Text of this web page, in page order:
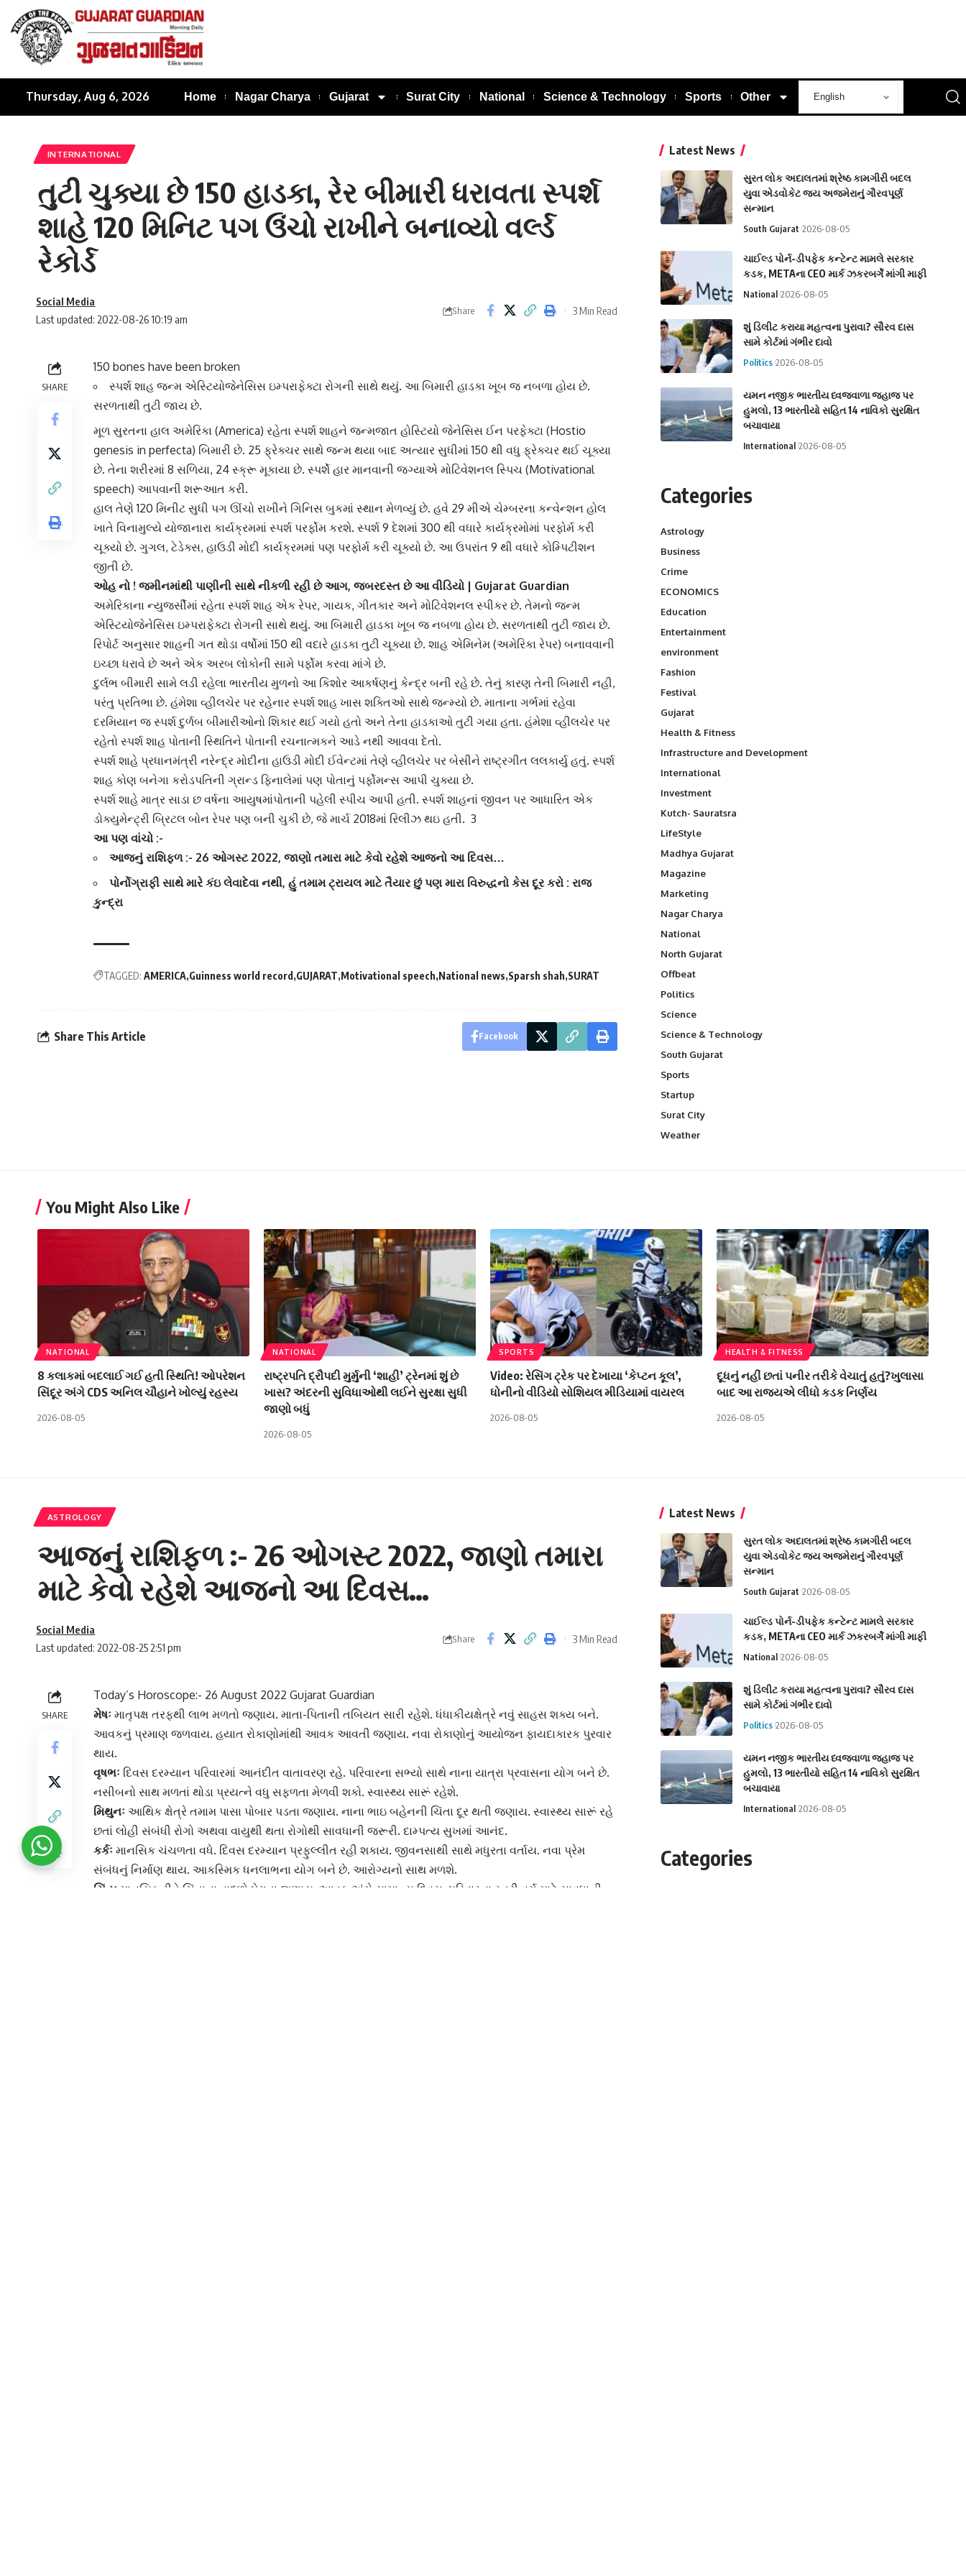
Thursday, Aug 6, 2026 Home Nagar Charya Gujarat Surat City National Science & Technology Sports Other
INTERNATIONAL
તુટી ચુક્યા છે 150 હાડકા, રેર બીમારી ધરાવતા સ્પર્શ
શાહે 120 મિનિટ પગ ઉંચો રાખીને બનાવ્યો વર્લ્ડ
રેકોર્ડ
Last updated: 2022-08-26 10:19 am
Social Media
Share 3 Min Read
SHARE
150 bones have been broken
સ્પર્શ શાહ જન્મ એસ્ટિયોજેનેસિસ ઇમ્પરાફેક્ટા રોગની સાથે થયું. આ બિમારી હાડકા ખૂબ જ નબળા હોય છે.
સરળતાથી તુટી જાય છે.
મૂળ સુરતના હાલ અમેરિકા (America) રહેતા સ્પર્શ શાહને જન્મજાત હોસ્ટિયો જેનેસિસ ઈન પરફેક્ટા (Hostio
genesis in perfecta) બિમારી છે. 25 ફ્રેક્ચર સાથે જન્મ થયા બાદ અત્યાર સુધીમાં 150 થી વધુ ફ્રેક્ચર થઈ ચૂક્યા
છે. તેના શરીરમાં 8 સળિયા, 24 સ્ક્રૂ મૂકાયા છે. સ્પર્શે હાર માનવાની જગ્યાએ મોટિવેશનલ સ્પિચ (Motivational
speech) આપવાની શરૂઆત કરી.
હાલ તેણે 120 મિનીટ સુધી પગ ઊંચો રાખીને ગિનિસ બુકમાં સ્થાન મેળવ્યું છે. હવે 29 મીએ ચેમ્બરના કન્વેન્શન હોલ
ખાતે વિનામુલ્યે યોજાનારા કાર્યક્રમમાં સ્પર્શ પરર્ફોમ કરશે. સ્પર્શ 9 દેશમાં 300 થી વધારે કાર્યક્રમોમાં પરફોર્મ કરી
ચૂક્યો છે. ગુગલ, ટેડેક્સ, હાઉડી મોદી કાર્યક્રમમાં પણ પરફોર્મ કરી ચૂક્યો છે. આ ઉપરાંત 9 થી વધારે કોમ્પિટીશન
જીતી છે.
ઓહ નો ! જમીનમાંથી પાણીની સાથે નીકળી રહી છે આગ, જબરદસ્ત છે આ વીડિયો | Gujarat Guardian
અમેરિકાના ન્યુજર્સીમાં રહેતા સ્પર્શ શાહ એક રેપર, ગાયક, ગીતકાર અને મોટિવેશનલ સ્પીકર છે. તેમનો જન્મ
એસ્ટિયોજેનેસિસ ઇમ્પરાફેક્ટા રોગની સાથે થયું. આ બિમારી હાડકા ખૂબ જ નબળા હોય છે. સરળતાથી તુટી જાય છે.
રિપોર્ટ અનુસાર શાહની ગત થોડા વર્ષોમાં 150 થી વદારે હાડકા તુટી ચૂક્યા છે. શાહ એમિનેમ (અમેરિકા રેપર) બનાવવાની
ઇચ્છા ધરાવે છે અને એક અરબ લોકોની સામે પર્ફોમ કરવા માંગે છે.
દુર્લભ બીમારી સામે લડી રહેલા ભારતીય મુળનો આ કિશોર આકર્ષણનું કેન્દ્ર બની રહે છે. તેનું કારણ તેની બિમારી નહી,
પરંતુ પ્રતિભા છે. હંમેશા વ્હીલચેર પર રહેનાર સ્પર્શ શાહ ખાસ શક્તિઓ સાથે જન્મ્યો છે. માતાના ગર્ભમાં રહેવા
દરમિયાન જ સ્પર્શ દુર્ળબ બીમારીઓનો શિકાર થઈ ગયો હતો અને તેના હાડકાઓ તુટી ગયા હતા. હંમેશા વ્હીલચેર પર
રહેતો સ્પર્શ શાહ પોતાની સ્થિતિને પોતાની રચનાત્મકને આડે નથી આવવા દેતો.
સ્પર્શ શાહે પ્રધાનમંત્રી નરેન્દ્ર મોદીના હાઉડી મોદી ઈવેન્ટમાં તેણે વ્હીલચેર પર બેસીને રાષ્ટ્રગીત લલકાર્યુ હતું. સ્પર્શ
શાહ કોણ બનેગા કરોડપતિની ગ્રાન્ડ ફિનાલેમાં પણ પોતાનું પર્ફોમન્સ આપી ચુક્યા છે.
સ્પર્શ શાહે માત્ર સાડા છ વર્ષના આયુષમાંપોતાની પહેલી સ્પીચ આપી હતી. સ્પર્શ શાહનાં જીવન પર આધારિત એક
ડોક્યુમેન્ટ્રી બ્રિટલ બોન રેપર પણ બની ચુકી છે, જે માર્ચ 2018માં રિલીઝ થઇ હતી. 3
આ પણ વાંચો :-
આજનું રાશિફળ :- 26 ઓગસ્ટ 2022, જાણો તમારા માટે કેવો રહેશે આજનો આ દિવસ…
પોર્નોગ્રાફી સાથે મારે કંઇ લેવાદેવા નથી, હું તમામ ટ્રાયલ માટે તૈયાર છું પણ મારા વિરુદ્ધનો કેસ દૂર કરો : રાજ
કુન્દ્રા
TAGGED: AMERICA Guinness world record GUJARAT Motivational speech National news Sparsh shah SURAT
Share This Article Facebook
Latest News
સુરત લોક અદાલતમાં શ્રેષ્ઠ કામગીરી બદલ
યુવા એડવોકેટ જય અજમેરાનું ગૌરવપૂર્ણ
સન્માન
South Gujarat 2026-08-05
ચાઈલ્ડ પોર્ન-ડીપફેક કન્ટેન્ટ મામલે સરકાર
કડક, METAના CEO માર્ક ઝકરબર્ગે માંગી માફી
National 2026-08-05
શું ડિલીટ કરાયા મહત્વના પુરાવા? સૌરવ દાસ
સામે કોર્ટમાં ગંભીર દાવો
Politics 2026-08-05
યમન નજીક ભારતીય ધ્વજવાળા જહાજ પર
હુમલો, 13 ભારતીયો સહિત 14 નાવિકો સુરક્ષિત
બચાવાયા
International 2026-08-05
Categories
Astrology
Business
Crime
ECONOMICS
Education
Entertainment
environment
Fashion
Festival
Gujarat
Health & Fitness
Infrastructure and Development
International
Investment
Kutch- Sauratsra
LifeStyle
Madhya Gujarat
Magazine
Marketing
Nagar Charya
National
North Gujarat
Offbeat
Politics
Science
Science & Technology
South Gujarat
Sports
Startup
Surat City
Weather
You Might Also Like
NATIONAL
8 કલાકમાં બદલાઈ ગઈ હતી સ્થિતિ! ઓપરેશન
સિંદૂર અંગે CDS અનિલ ચૌહાને ખોલ્યું રહસ્ય
2026-08-05
NATIONAL
રાષ્ટ્રપતિ દ્રૌપદી મુર્મુની ‘શાહી’ ટ્રેનમાં શું છે
ખાસ? અંદરની સુવિધાઓથી લઈને સુરક્ષા સુધી
જાણો બધું
2026-08-05
SPORTS
Video: રેસિંગ ટ્રેક પર દેખાયા ‘કેપ્ટન કૂલ’,
ધોનીનો વીડિયો સોશિયલ મીડિયામાં વાયરલ
2026-08-05
HEALTH & FITNESS
દૂધનું નહીં છતાં પનીર તરીકે વેચાતું હતું?ખુલાસા
બાદ આ રાજ્યએ લીધો કડક નિર્ણય
2026-08-05
ASTROLOGY
આજનું રાશિફળ :- 26 ઓગસ્ટ 2022, જાણો તમારા
માટે કેવો રહેશે આજનો આ દિવસ…
Last updated: 2022-08-25 2:51 pm
Social Media
Share 3 Min Read
SHARE
Today’s Horoscope:- 26 August 2022 Gujarat Guardian
મેષઃ માતૃપક્ષ તરફથી લાભ મળતો જણાય. માતા-પિતાની તબિયત સારી રહેશે. ધંધાકીયક્ષેત્રે નવું સાહસ શક્ય બને.
આવકનું પ્રમાણ જળવાય. હયાત રોકાણોમાંથી આવક આવતી જણાય. નવા રોકાણોનું આયોજન ફાયદાકારક પુરવાર
થાય.
વૃષભઃ દિવસ દરમ્યાન પરિવારમાં આનંદીત વાતાવરણ રહે. પરિવારના સભ્યો સાથે નાના યાત્રા પ્રવાસના યોગ બને છે.
નસીબનો સાથ મળતાં થોડા પ્રયત્ને વધુ સફળતા મેળવી શકો. સ્વાસ્થ્ય સારૂં રહેશે.
મિથુનઃ આથિક ક્ષેત્રે તમામ પાસા પોબાર પડતા જણાય. નાના ભાઇ બહેનની ચિંતા દૂર થતી જણાય. સ્વાસ્થ્ય સારૂં રહે
છતાં લોહી સંબંધી રોગો અથવા વાયુથી થતા રોગોથી સાવધાની જરૂરી. દામ્પત્ય સુખમાં આનંદ.
કર્કઃ માનસિક ચંચળતા વધે. દિવસ દરમ્યાન પ્રફુલ્લીત રહી શકાય. જીવનસાથી સાથે મધુરતા વર્તાય. નવા પ્રેમ
સંબંધનું નિર્માણ થાય. આકસ્મિક ધનલાભના યોગ બને છે. આરોગ્યનો સાથ મળશે.
સિંહઃ માનસિક રીતે ચિંતાના વાદળો ઘેરાતા જણાય. આવક અંગે સામાન્ય દિવસ. પરિવારના સ્ત્રી વર્ગ માટે સાવધાની
Latest News
સુરત લોક અદાલતમાં શ્રેષ્ઠ કામગીરી બદલ
યુવા એડવોકેટ જય અજમેરાનું ગૌરવપૂર્ણ
સન્માન
South Gujarat 2026-08-05
ચાઈલ્ડ પોર્ન-ડીપફેક કન્ટેન્ટ મામલે સરકાર
કડક, METAના CEO માર્ક ઝકરબર્ગે માંગી માફી
National 2026-08-05
શું ડિલીટ કરાયા મહત્વના પુરાવા? સૌરવ દાસ
સામે કોર્ટમાં ગંભીર દાવો
Politics 2026-08-05
યમન નજીક ભારતીય ધ્વજવાળા જહાજ પર
હુમલો, 13 ભારતીયો સહિત 14 નાવિકો સુરક્ષિત
બચાવાયા
International 2026-08-05
Categories